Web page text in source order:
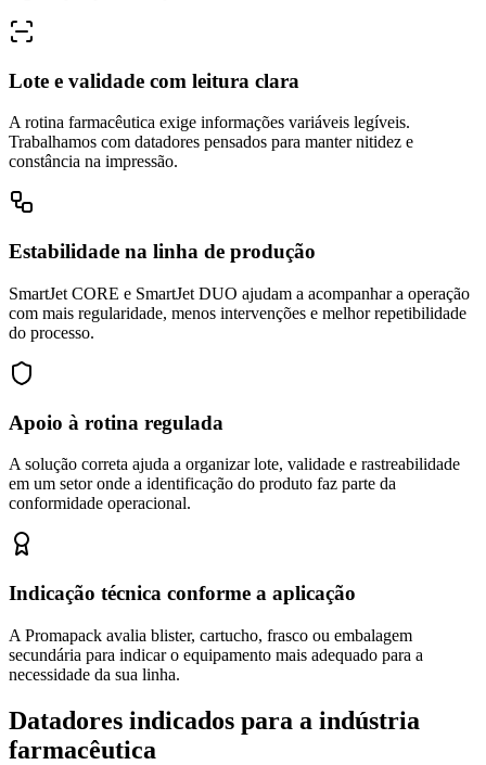
Lote e validade com leitura clara
A rotina farmacêutica exige informações variáveis legíveis.
Trabalhamos com datadores pensados para manter nitidez e
constância na impressão.
Estabilidade na linha de produção
SmartJet CORE e SmartJet DUO ajudam a acompanhar a operação
com mais regularidade, menos intervenções e melhor repetibilidade
do processo.
Apoio à rotina regulada
A solução correta ajuda a organizar lote, validade e rastreabilidade
em um setor onde a identificação do produto faz parte da
conformidade operacional.
Indicação técnica conforme a aplicação
A Promapack avalia blister, cartucho, frasco ou embalagem
secundária para indicar o equipamento mais adequado para a
necessidade da sua linha.
Datadores indicados para a indústria
farmacêutica